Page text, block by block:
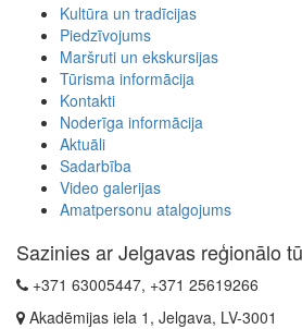
Kultūra un tradīcijas
Piedzīvojums
Maršruti un ekskursijas
Tūrisma informācija
Kontakti
Noderīga informācija
Aktuāli
Sadarbība
Video galerijas
Amatpersonu atalgojums
Sazinies ar Jelgavas reģionālo
+371 63005447, +371 25619266
Akadēmijas iela 1, Jelgava, LV-3001